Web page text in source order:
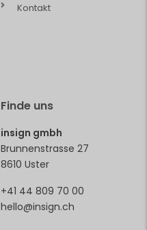
Kontakt
Finde uns
insign gmbh
Brunnenstrasse 27
8610 Uster
+41 44 809 70 00
hello@insign.ch